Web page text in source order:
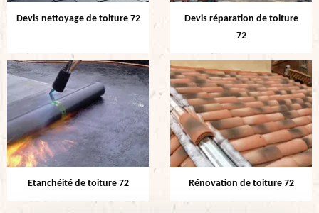
Devis nettoyage de toiture 72
Devis réparation de toiture
72
Etanchéité de toiture 72 Rénovation de toiture 72